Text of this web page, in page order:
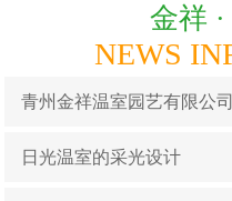
金祥 ·
NEWS
青州金祥温室园艺有限公
日光温室的采光设计